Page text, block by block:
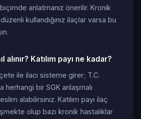
biçimde anlatmanız önerilir. Kronik
kullandığınız ilaçlar varsa bu
alınır? Katılım payı ne kadar?
ile ilacı sisteme girer; T.C.
herhangi bir SGK anlaşmalı
alabilirsiniz. Katılım payı ilaç
olup bazı kronik hastalıklar